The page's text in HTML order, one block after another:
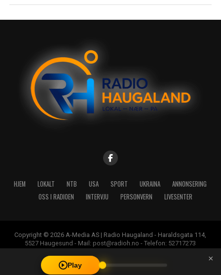
HJEM LOKALT NTB USA SPORT UKRAINA
ANNONSERING
OSS I RADIOEN
INTERVJU PERSONVERN LIVESENTER
Copyright © 2026 A-Media AS | Radio Haugaland - Haraldsgata 114,
5527 Haugesund - Mail: post@radioh.no - Telefon: 52717273
Play
×